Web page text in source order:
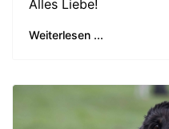
Alles Liebe!
Weiterlesen ...